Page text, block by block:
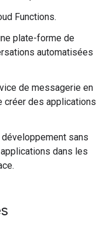
Functions.
plate-forme de
automatisées
de messagerie en
créer des applications
sans
dans les